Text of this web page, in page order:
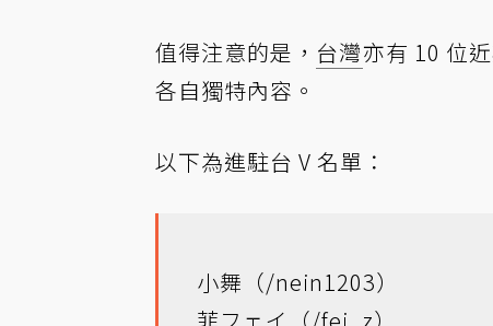
值得注意的是， 台灣亦有 10 位
各自獨特內容。
以下為進駐台 V 名單：
小舞（/nein1203）